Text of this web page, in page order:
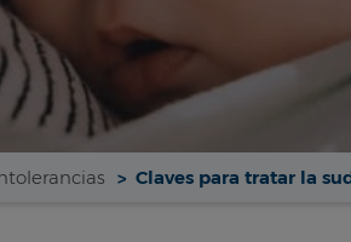
Claves para tratar la